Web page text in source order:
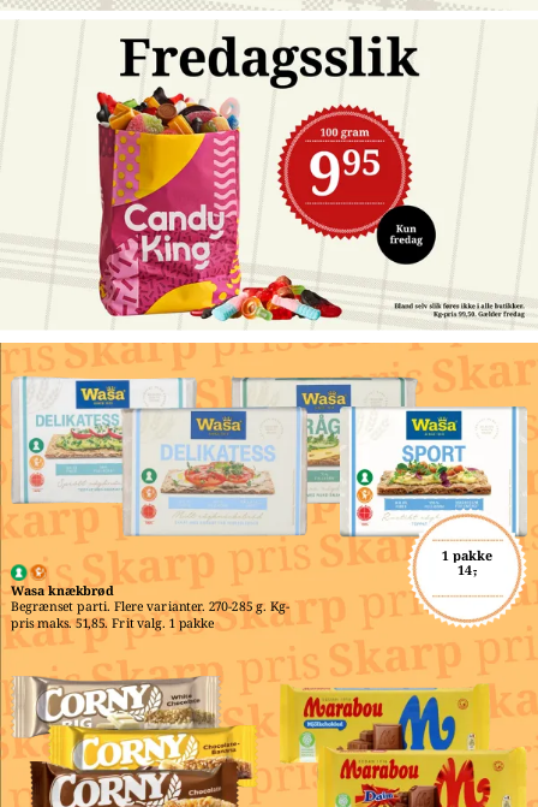
1 pakke
14,-
Wasa knækbrød
Begrænset parti. Flere varianter. 270-285 g. Kg-
pris maks. 51,85. Frit valg. 1 pakke